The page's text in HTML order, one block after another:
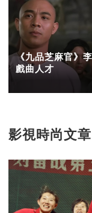
《九品芝麻官》
戲曲人才
影視時尚文章